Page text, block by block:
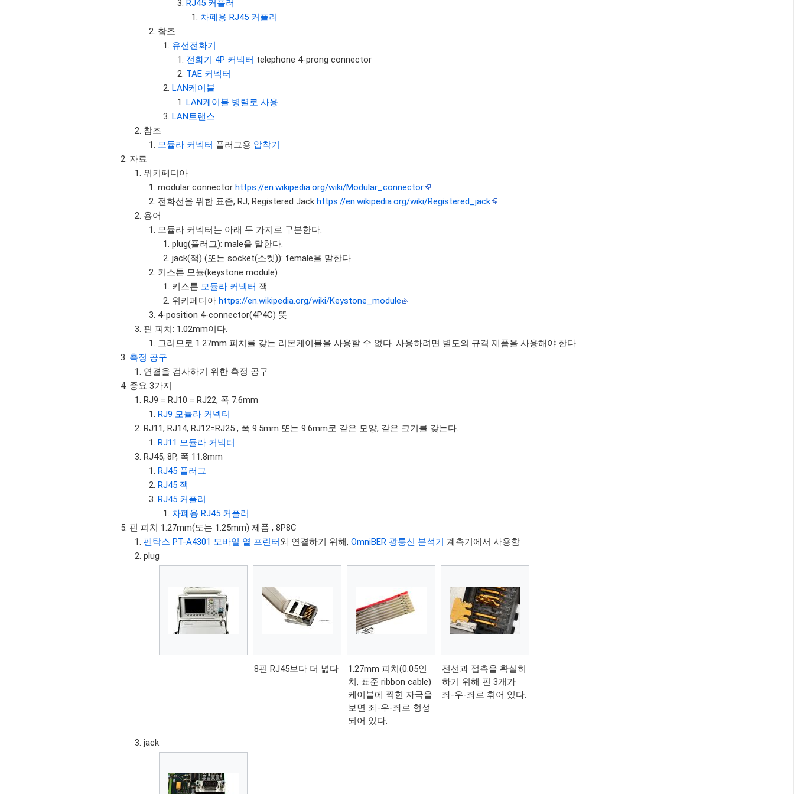
RJ45 커플러
차폐용 RJ45 커플러
참조
유선전화기
전화기 4P 커넥터 telephone 4-prong connector
TAE 커넥터
LAN케이블
LAN케이블 병렬로 사용
LAN트랜스
참조
모듈라 커넥터 플러그용 압착기
자료
위키페디아
modular connectorhttps://en.wikipedia.org/wiki/Modular_connector
전화선을 위한 표준, RJ; Registered Jackhttps://en.wikipedia.org/wiki/Registered_jack
용어
모듈라 커넥터는 아래 두 가지로 구분한다.
plug(플러그): male을 말한다.
jack(잭) (또는 socket(소켓)): female을 말한다.
키스톤 모듈(keystone module)
키스톤 모듈라 커넥터 잭
위키페디아https://en.wikipedia.org/wiki/Keystone_module
4-position 4-connector(4P4C) 뜻
핀 피치: 1.02mm이다.
그러므로 1.27mm 피치를 갖는 리본케이블을 사용할 수 없다. 사용하려면 별도의 규격 제품을 사용해야 한다.
측정 공구
연결을 검사하기 위한 측정 공구
중요 3가지
RJ9 = RJ10 = RJ22, 폭 7.6mm
RJ9 모듈라 커넥터
RJ11, RJ14, RJ12=RJ25 , 폭 9.5mm 또는 9.6mm로 같은 모양, 같은 크기를 갖는다.
RJ11 모듈라 커넥터
RJ45, 8P, 폭 11.8mm
RJ45 플러그
RJ45 잭
RJ45 커플러
차폐용 RJ45 커플러
핀 피치 1.27mm(또는 1.25mm) 제품 , 8P8C
펜탁스 PT-A4301 모바일 열 프린터와 연결하기 위해,OmniBER 광통신 분석기 계측기에서 사용함
plug
8핀 RJ45보다 더 넓다
1.27mm 피치(0.05인
치, 표준 ribbon cable)
케이블에 찍힌 자국을
보면 좌-우-좌로 형성
되어 있다.
전선과 접촉을 확실히
하기 위해 핀 3개가
좌-우-좌로 휘어 있다.
jack